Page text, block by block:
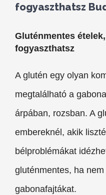
fogyaszthatsz
Gluténmentes
fogyaszthatsz
A glutén egy olyan
megtalálható a
árpában, rozsban. A
embereknél, akik
bélproblémákat
gluténmentes, ha
gabonafajtákat.